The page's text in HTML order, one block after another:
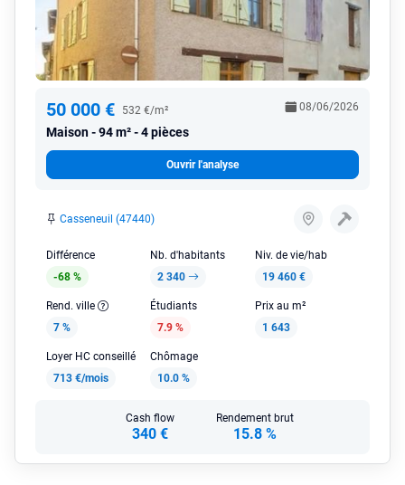
50 000 € 532 €/m²
Maison 94 m² - 4 pièces
08/06/2026
Ouvrir l'analyse
Casseneuil (47440)
Différence
-68 %
Nb. d'habitants
2 340
Niv. de vie/hab
19 460 €
Rend. ville
7 %
Étudiants
7.9 %
Prix au m²
1 643
Loyer HC conseillé
713 €/mois
Chômage
10.0 %
Cash flow
340 €
Rendement brut
15.8 %